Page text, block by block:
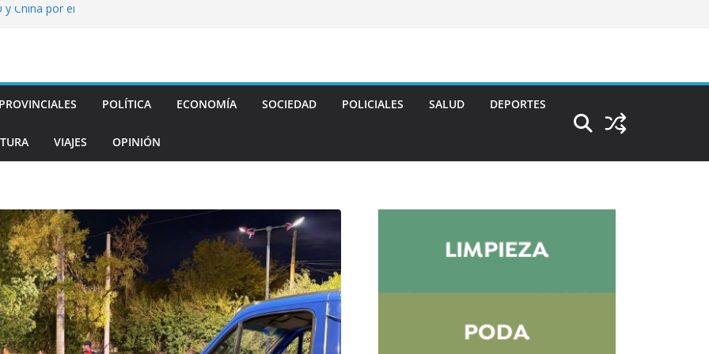
y China por el
15 de agosto
PROVINCIALES POLÍTICA ECONOMÍA SOCIEDAD POLICIALES SALUD DEPORTES
VIAJES OPINIÓN